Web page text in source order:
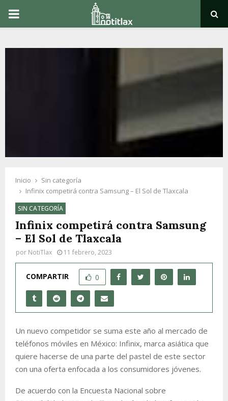
PRIMARY
Inicio
Sin categoría
Infinix competirá contra Samsung – El Sol de Tlaxcala
SIN CATEGORÍA
Infinix competirá contra Samsung
– El Sol de Tlaxcala
por NotiTlax 11 febrero, 2023
COMPARTIR 0
Un nuevo competidor se suma este año al mercado de
teléfonos móviles en México: Infinix, marca asiática que
quiere hacerse de una parte del pastel de este sector
con una oferta enfocada a los consumidores jóvenes.
De acuerdo con la Encuesta Nacional sobre